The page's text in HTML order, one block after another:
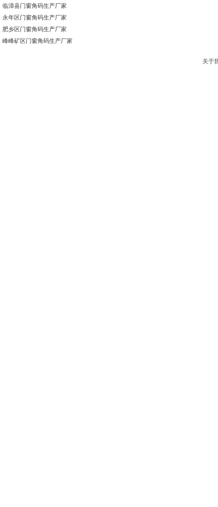
临漳县门窗角码生产厂家
永年区门窗角码生产厂家
肥乡区门窗角码生产厂家
峰峰矿区门窗角码生产厂家
关于